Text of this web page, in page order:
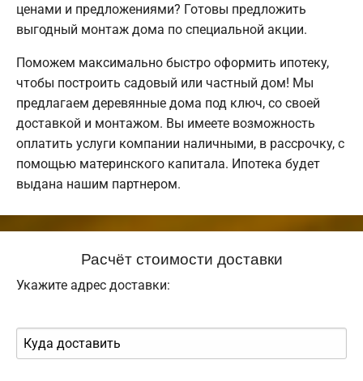
ценами и предложениями? Готовы предложить
выгодный монтаж дома по специальной акции.
Поможем максимально быстро оформить ипотеку,
чтобы построить садовый или частный дом! Мы
предлагаем деревянные дома под ключ, со своей
доставкой и монтажом. Вы имеете возможность
оплатить услуги компании наличными, в рассрочку, с
помощью материнского капитала. Ипотека будет
выдана нашим партнером.
Расчёт стоимости доставки
Укажите адрес доставки: